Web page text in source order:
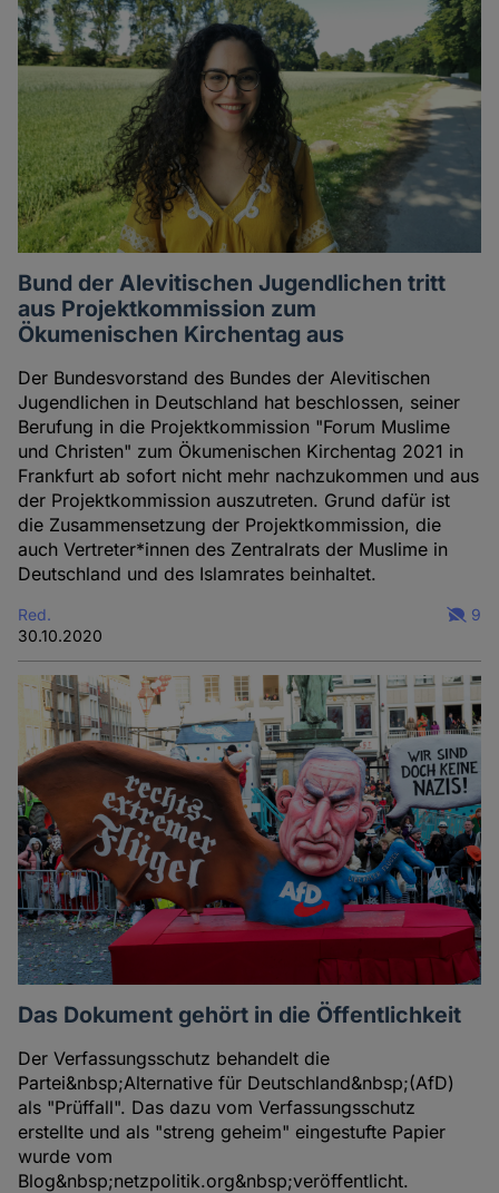
Bund der Alevitischen Jugendlichen tritt
aus Projektkommission zum
Ökumenischen Kirchentag aus
Der Bundesvorstand des Bundes der Alevitischen
Jugendlichen in Deutschland hat beschlossen, seiner
Berufung in die Projektkommission "Forum Muslime
und Christen" zum Ökumenischen Kirchentag 2021 in
Frankfurt ab sofort nicht mehr nachzukommen und aus
der Projektkommission auszutreten. Grund dafür ist
die Zusammensetzung der Projektkommission, die
auch Vertreter*innen des Zentralrats der Muslime in
Deutschland und des Islamrates beinhaltet.
Red.
30.10.2020
9
Das Dokument gehört in die Öffentlichkeit
Der Verfassungsschutz behandelt die
Partei&nbsp;Alternative für Deutschland&nbsp;(AfD)
als "Prüffall". Das dazu vom Verfassungsschutz
erstellte und als "streng geheim" eingestufte Papier
wurde vom
Blog&nbsp;netzpolitik.org&nbsp;veröffentlicht.